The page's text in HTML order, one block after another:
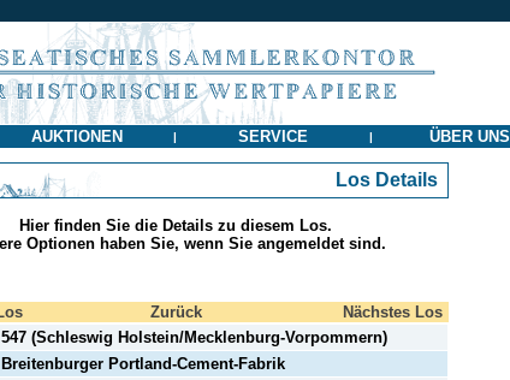
AUKTIONEN | SERVICE | ÜBER UNS
Los Details
Hier finden Sie die Details zu diesem Los.
Optionen haben Sie, wenn Sie angemeldet sind.
Zurück
Nächstes Los
547 (Schleswig Holstein/Mecklenburg-Vorpommern)
Breitenburger Portland-Cement-Fabrik